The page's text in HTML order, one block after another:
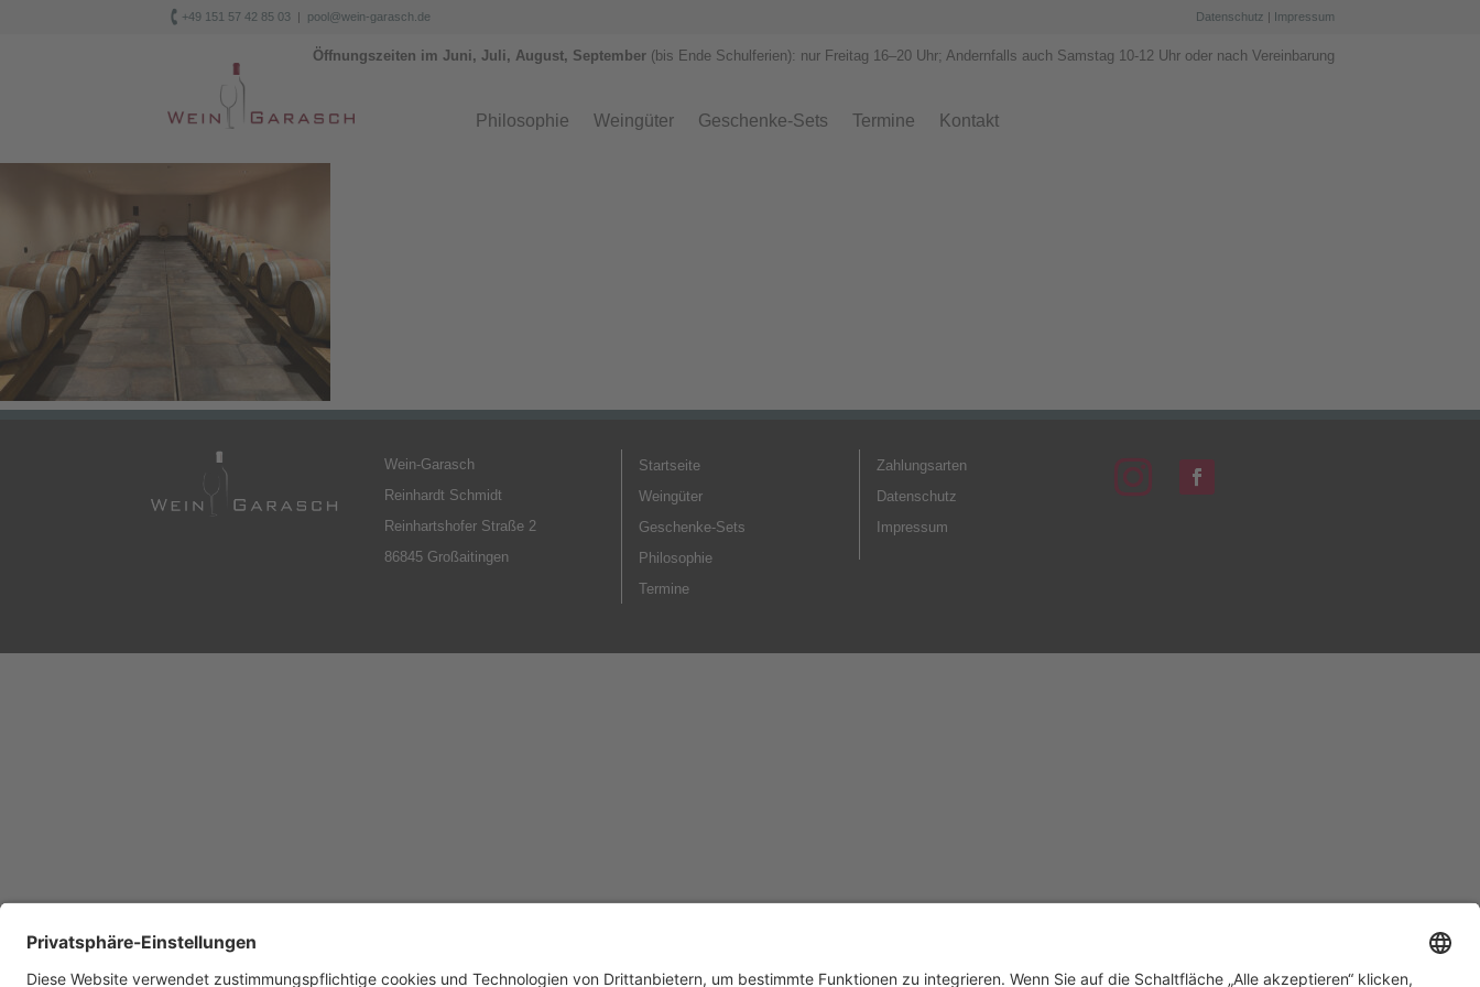
+49 151 57 42 85 03 | pool@wein-garasch.de Datenschutz | Impressum
Öffnungszeiten im Juni, Juli, August, September (bis Ende Schulferien): nur Freitag 16–20 Uhr; Andernfalls auch Samstag 10-12 Uhr oder nach Vereinbarung
Philosophie Weingüter Geschenke-Sets Termine Kontakt
Wein-Garasch
Reinhardt Schmidt
Reinhartshofer Straße 2
86845 Großaitingen
Startseite
Weingüter
Geschenke-Sets
Philosophie
Termine
Zahlungsarten
Datenschutz
Impressum